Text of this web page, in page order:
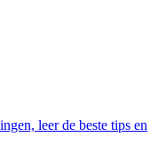
leer de beste tips en